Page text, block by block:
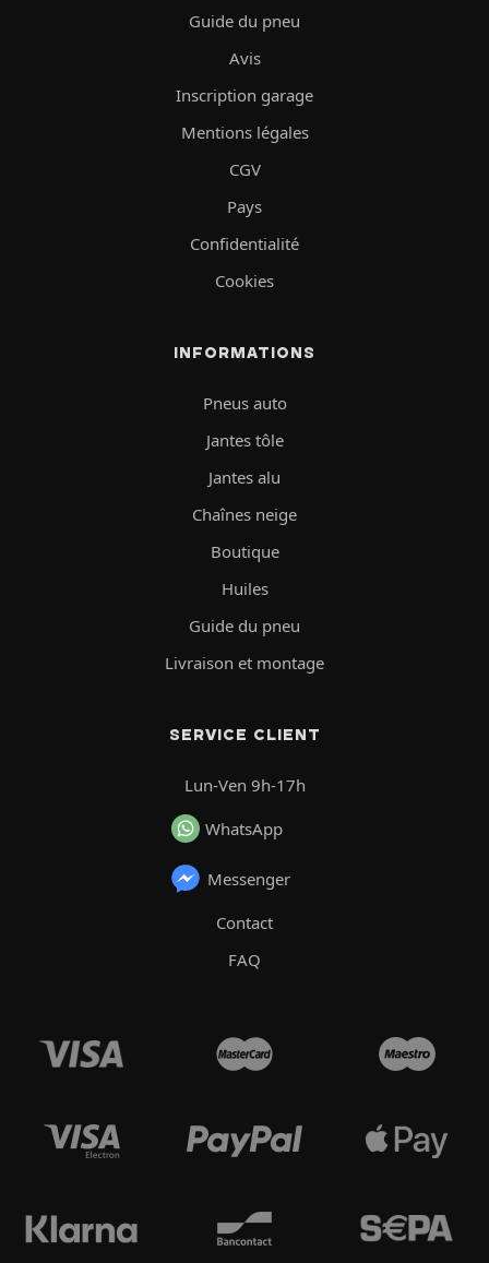
Guide du pneu
Avis
Inscription garage
Mentions légales
CGV
Pays
Confidentialité
Cookies
INFORMATIONS
Pneus auto
Jantes tôle
Jantes alu
Chaînes neige
Boutique
Huiles
Guide du pneu
Livraison et montage
SERVICE CLIENT
Lun-Ven 9h-17h
WhatsApp
Messenger
Contact
FAQ